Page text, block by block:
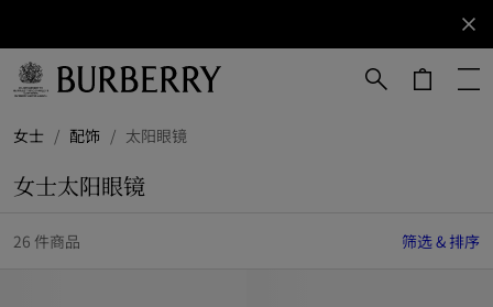
订阅获取
Burberry
品牌资
女士 / 配饰 / 太阳眼镜
女士太阳眼镜
26 件商品 筛选 & 排序